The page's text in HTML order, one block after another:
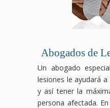
Abogados de
Un abogado
lesiones le ayudará
y así tener la
persona afectada.